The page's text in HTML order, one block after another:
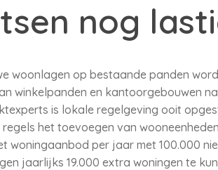
nog
woonlagen op bestaande panden
winkelpanden en kantoorgebouwen
is lokale regelgeving ooit
het toevoegen van
woningaanbod per jaar met 100.000
jaarlijks 19.000 extra woningen te